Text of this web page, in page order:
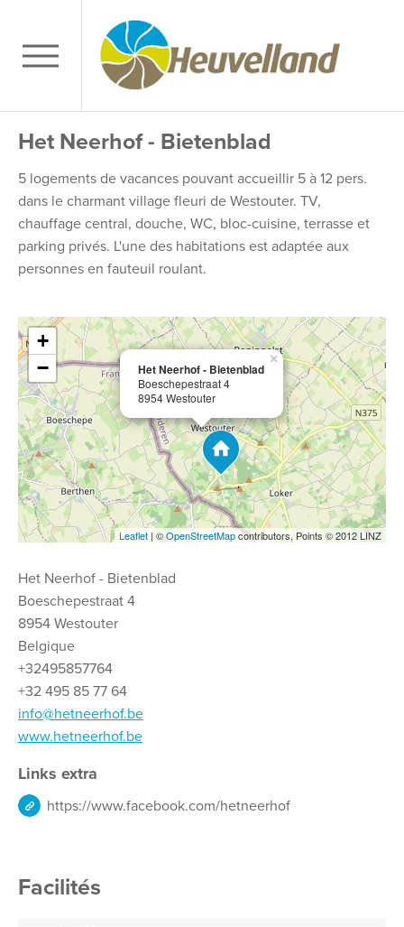
Het Neerhof - Bietenblad
5 logements de vacances pouvant accueillir 5 à 12 pers.
dans le charmant village fleuri de Westouter. TV,
chauffage central, douche, WC, bloc-cuisine, terrasse et
parking privés. L'une des habitations est adaptée aux
personnes en fauteuil roulant.
Het Neerhof - Bietenblad
Boeschepestraat 4
8954 Westouter
×
+
−
Leaflet | ©OpenStreetMapcontributors, Points © 2012 LINZ
Het Neerhof - Bietenblad
Boeschepestraat 4
8954 Westouter
Belgique
+32495857764
+32 495 85 77 64
info@hetneerhof.be
www.hetneerhof.be
Links extra
https://www.facebook.com/hetneerhof
Facilités